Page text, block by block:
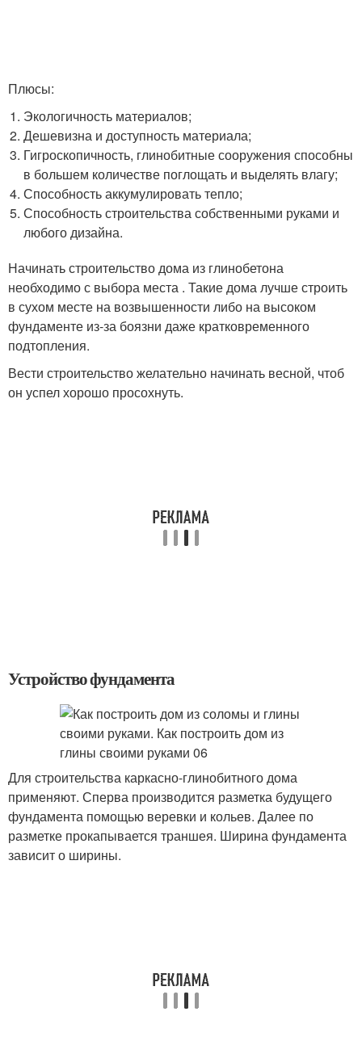
Плюсы:
Экологичность материалов;
Дешевизна и доступность материала;
Гигроскопичность, глинобитные сооружения способны
в большем количестве поглощать и выделять влагу;
Способность аккумулировать тепло;
Способность строительства собственными руками и
любого дизайна.
Начинать строительство дома из глинобетона
необходимо с выбора места . Такие дома лучше строить
в сухом месте на возвышенности либо на высоком
фундаменте из-за боязни даже кратковременного
подтопления.
Вести строительство желательно начинать весной, чтоб
он успел хорошо просохнуть.
Устройство фундамента
Для строительства каркасно-глинобитного дома
применяют. Сперва производится разметка будущего
фундамента помощью веревки и кольев. Далее по
разметке прокапывается траншея. Ширина фундамента
зависит о ширины.